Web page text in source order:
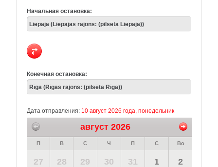
Начальная остановка:
Конечная остановка:
Дата отправления: 10 август 2026 года, понедельник
август 2026
П В С Ч П С Во
27 28 29 30 31 1 2